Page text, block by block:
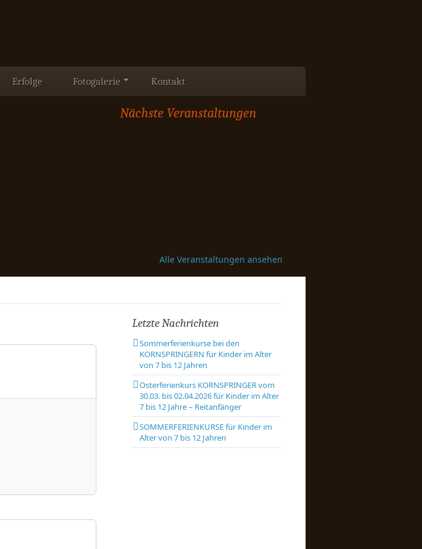
Erfolge Fotogalerie Kontakt
Nächste Veranstaltungen
Alle Veranstaltungen ansehen
Letzte Nachrichten
Sommerferienkurse bei den
KORNSPRINGERN für Kinder im Alter
von 7 bis 12 Jahren
Osterferienkurs KORNSPRINGER vom
30.03. bis 02.04.2026 für Kinder im Alter
7 bis 12 Jahre – Reitanfänger
SOMMERFERIENKURSE für Kinder im
Alter von 7 bis 12 Jahren